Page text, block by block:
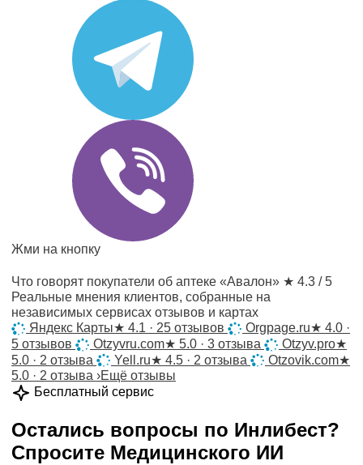
Жми на кнопку
Что говорят покупатели об аптеке «Авалон» ★ 4.3 / 5
Реальные мнения клиентов, собранные на
независимых сервисах отзывов и картах
Яндекс Карты★ 4.1 · 25 отзывов Orgpage.ru★ 4.0 ·
5 отзывов
Otzyvru.com★ 5.0 · 3 отзыва Otzyv.pro★
5.0 · 2 отзыва
Yell.ru★ 4.5 · 2 отзыва Otzovik.com★
5.0 · 2 отзыва ›Ещё отзывы
Бесплатный сервис
Остались вопросы по Инлибест?
Спросите Медицинского ИИ